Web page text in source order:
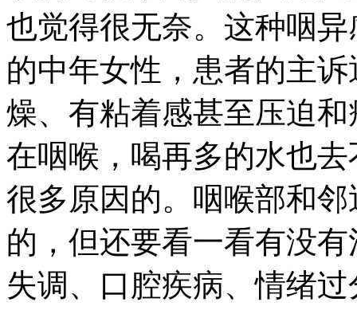
也觉得很无奈。这种咽
的中年女性，患者的主
燥、有粘着感甚至压迫
在咽喉，喝再多的水也
很多原因的。咽喉部和
的，但还要看一看有没
失调、口腔疾病、情绪